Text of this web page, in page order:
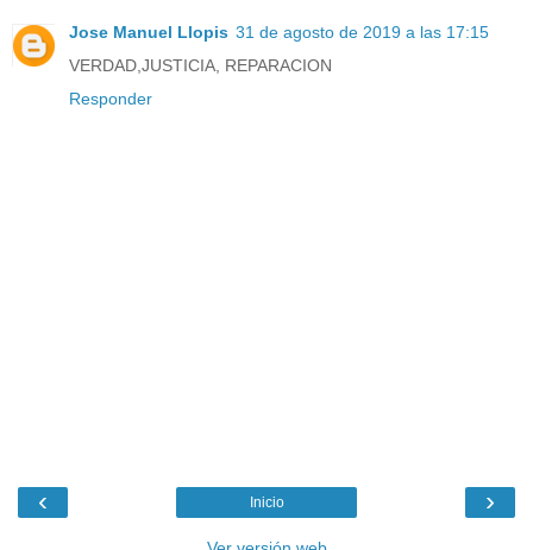
Jose Manuel Llopis 31 de agosto de 2019 a las 17:15
VERDAD,JUSTICIA, REPARACION
Responder
‹ ›
Inicio